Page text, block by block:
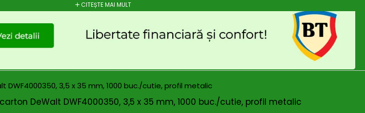
CITEȘTE MAI MULT
DeWalt DWF4000350, 3,5 x 35 mm, 1000 buc./cutie, profil metalic